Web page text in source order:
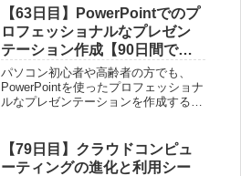
【63日目】PowerPointでのプ
ロフェッショナルなプレゼン
テーション作成【90日間でマ
スターするパソコン講座-上級
編】
パソコン初心者や高齢者の方でも、
PowerPointを使ったプロフェッショナ
ルなプレゼンテーションを作成する方
難しく感じるかもしれません。本記事
では、パソコンとイ...
【79日目】クラウドコンピュ
ーティングの進化と利用シー